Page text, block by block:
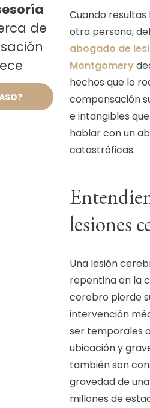
de
Cuando
otra persona,
abogado de
Montgomery
hechos que lo
compensación
e intangibles
hablar con un
catastróficas.
lesiones
Una lesión
repentina en la
cerebro pierde
intervención
ser temporales
ubicación y
también son
gravedad de
millones de